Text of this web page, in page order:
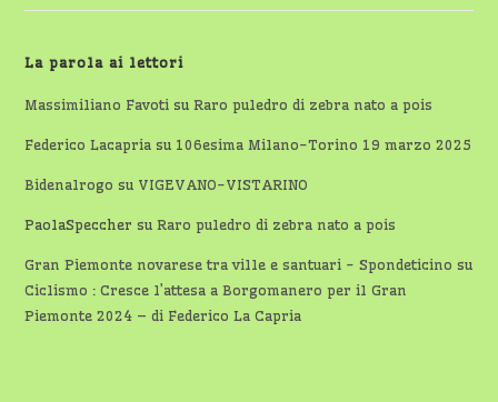
La parola ai lettori
Massimiliano Favoti suRaro puledro di zebra nato a pois
Federico Lacapria su 106esima Milano-Torino 19 marzo 2025
Bidenalrogo su VIGEVANO-VISTARINO
PaolaSpeccher suRaro puledro di zebra nato a pois
Gran Piemonte novarese tra ville e santuari - Spondeticino su
Ciclismo : Cresce l’attesa a Borgomanero per il Gran
Piemonte 2024 – di Federico La Capria